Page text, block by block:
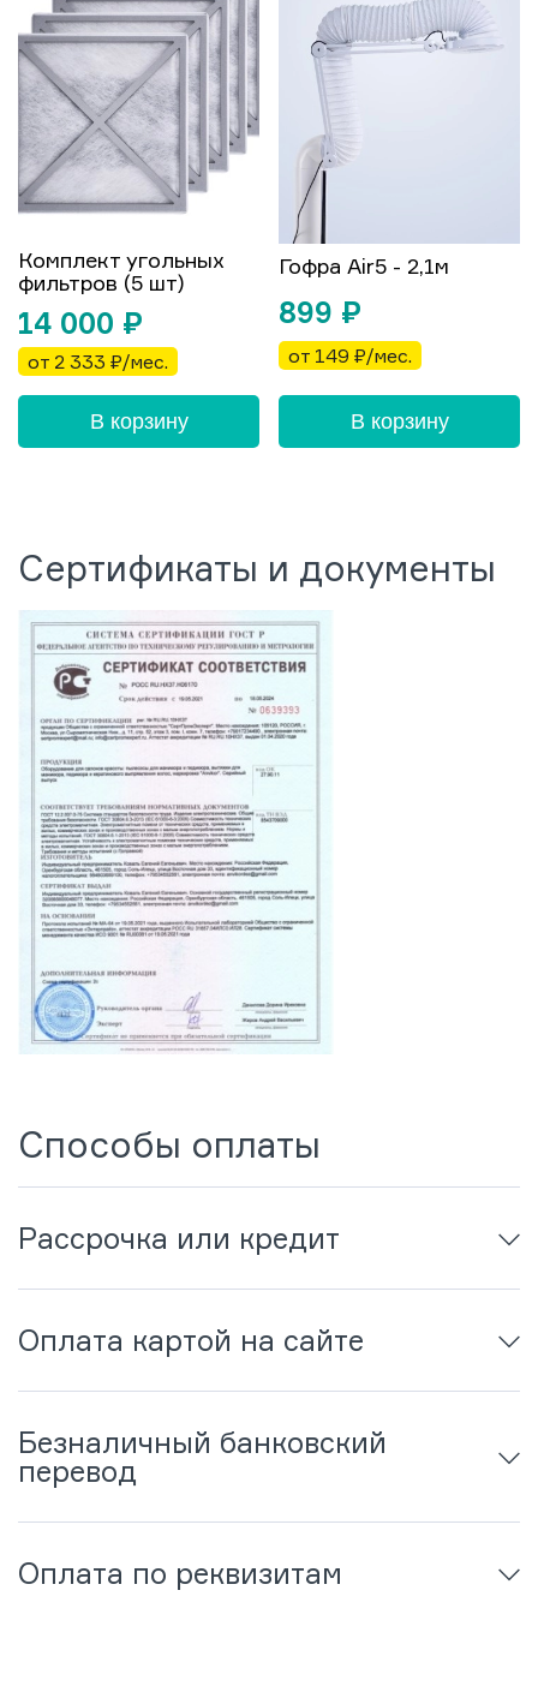
Комплект угольных
фильтров (5 шт)
14 000 ₽
от 2 333 ₽/мес.
В корзину
Гофра Air5 - 2,1м
899 ₽
от 149 ₽/мес.
В корзину
Сертификаты и документы
Способы оплаты
Рассрочка или кредит
Оплата картой на сайте
Безналичный банковский
перевод
Оплата по реквизитам